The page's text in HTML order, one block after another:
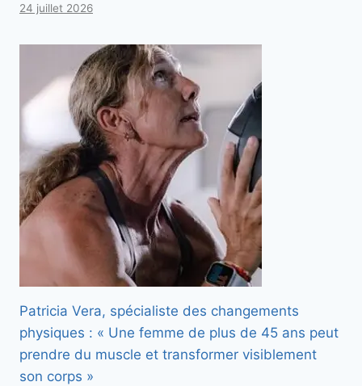
24 juillet 2026
Patricia Vera, spécialiste des changements
physiques : « Une femme de plus de 45 ans peut
prendre du muscle et transformer visiblement
son corps »